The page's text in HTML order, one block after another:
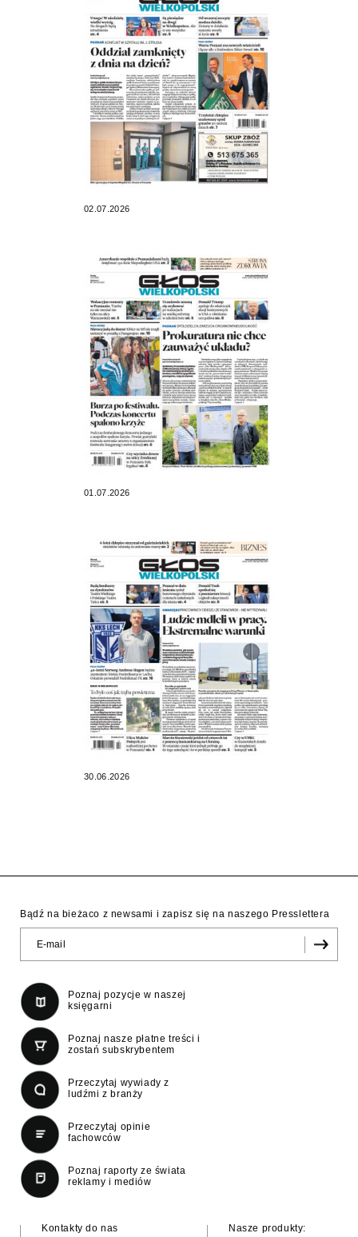
02.07.2026
01.07.2026
30.06.2026
Bądź na bieżaco z newsami i zapisz się na naszego Presslettera
Poznaj pozycje w naszej
księgarni
Poznaj nasze płatne treści i
zostań subskrybentem
Przeczytaj wywiady z
ludźmi z branży
Przeczytaj opinie
fachowców
Poznaj raporty ze świata
reklamy i mediów
Kontakty do nas
Nasze produkty: